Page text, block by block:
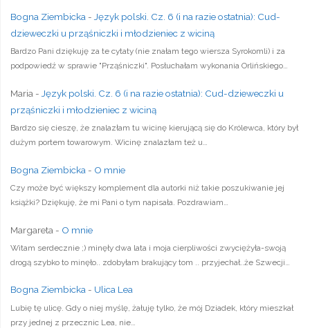
Bogna Ziembicka - Język polski. Cz. 6 (i na razie ostatnia): Cud-
dzieweczki u prząśniczki i młodzieniec z wiciną
Bardzo Pani dziękuję za te cytaty (nie znałam tego wiersza Syrokomli) i za
podpowiedź w sprawie "Prząśniczki". Posłuchałam wykonania Orlińskiego…
Maria - Język polski. Cz. 6 (i na razie ostatnia): Cud-dzieweczki u
prząśniczki i młodzieniec z wiciną
Bardzo się cieszę, że znalazłam tu wicinę kierującą się do Królewca, który był
dużym portem towarowym. Wicinę znalazłam też u…
Bogna Ziembicka - O mnie
Czy może być większy komplement dla autorki niż takie poszukiwanie jej
książki? Dziękuję, że mi Pani o tym napisała. Pozdrawiam…
Margareta - O mnie
Witam serdecznie ;) minęły dwa lata i moja cierpliwości zwyciężyła-swoją
drogą szybko to minęło.. zdobyłam brakujący tom .. przyjechał..że Szwecji…
Bogna Ziembicka- Ulica Lea
Lubię tę ulicę. Gdy o niej myślę, żałuję tylko, że mój Dziadek, który mieszkał
przy jednej z przecznic Lea, nie…